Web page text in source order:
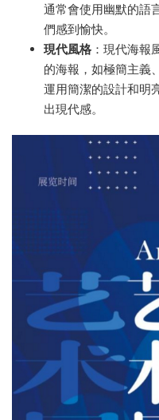
通常會使用幽默的語
們感到愉快。
現代風格 ：現代海報
的海報，如極簡主義
運用簡潔的設計和明
出現代感。